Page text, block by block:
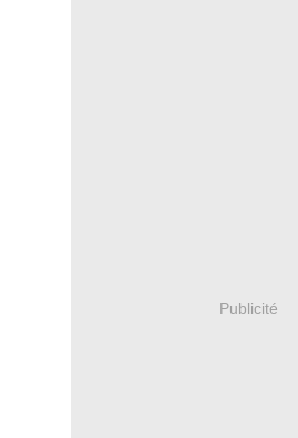
Publicité